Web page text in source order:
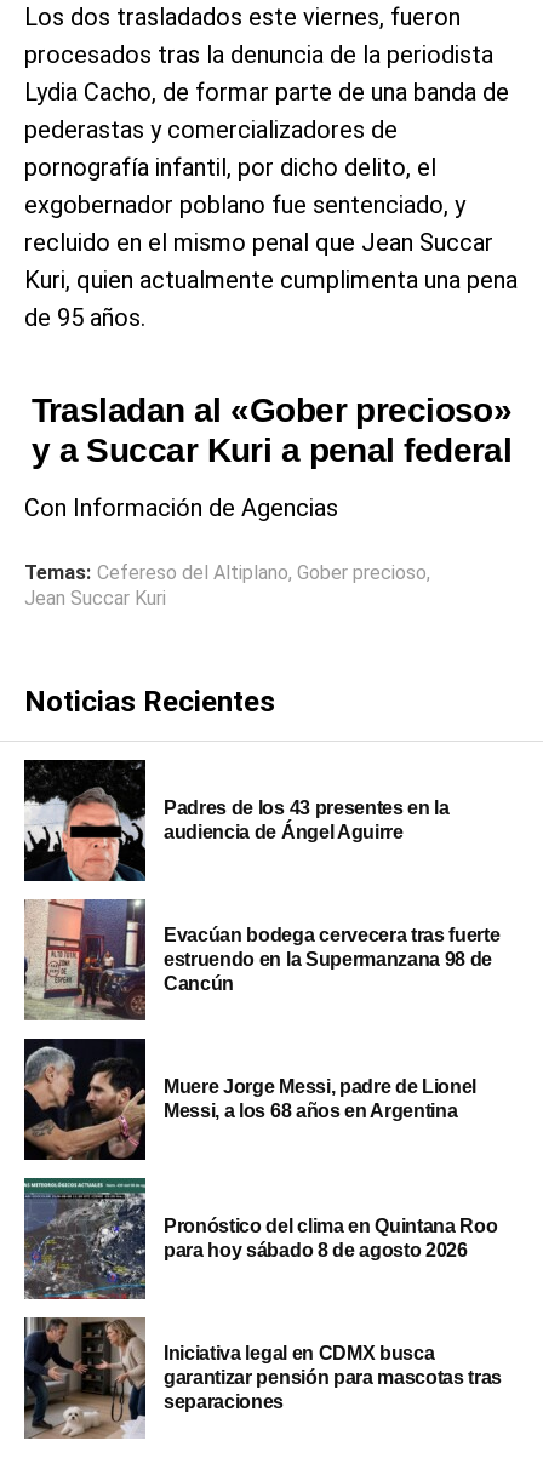
Los dos trasladados este viernes, fueron
procesados tras la denuncia de la periodista
Lydia Cacho, de formar parte de una banda de
pederastas y comercializadores de
pornografía infantil, por dicho delito, el
exgobernador poblano fue sentenciado, y
recluido en el mismo penal que Jean Succar
Kuri, quien actualmente cumplimenta una pena
de 95 años.
Trasladan al «Gober precioso»
y a Succar Kuri a penal federal
Con Información de Agencias
Temas: Cefereso del Altiplano, Gober precioso,
Jean Succar Kuri
Noticias Recientes
Padres de los 43 presentes en la
audiencia de Ángel Aguirre
Evacúan bodega cervecera tras fuerte
estruendo en la Supermanzana 98 de
Cancún
Muere Jorge Messi, padre de Lionel
Messi, a los 68 años en Argentina
Pronóstico del clima en Quintana Roo
para hoy sábado 8 de agosto 2026
Iniciativa legal en CDMX busca
garantizar pensión para mascotas tras
separaciones